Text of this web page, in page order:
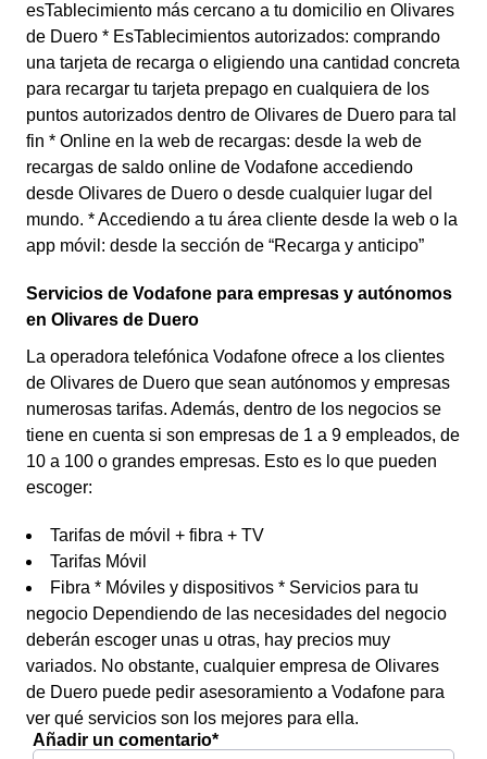
esTablecimiento más cercano a tu domicilio en Olivares
de Duero * EsTablecimientos autorizados: comprando
una tarjeta de recarga o eligiendo una cantidad concreta
para recargar tu tarjeta prepago en cualquiera de los
puntos autorizados dentro de Olivares de Duero para tal
fin * Online en la web de recargas: desde la web de
recargas de saldo online de Vodafone accediendo
desde Olivares de Duero o desde cualquier lugar del
mundo. * Accediendo a tu área cliente desde la web o la
app móvil: desde la sección de “Recarga y anticipo”
Servicios de Vodafone para empresas y autónomos
en Olivares de Duero
La operadora telefónica Vodafone ofrece a los clientes
de Olivares de Duero que sean autónomos y empresas
numerosas tarifas. Además, dentro de los negocios se
tiene en cuenta si son empresas de 1 a 9 empleados, de
10 a 100 o grandes empresas. Esto es lo que pueden
escoger:
Tarifas de móvil + fibra + TV
Tarifas Móvil
Fibra * Móviles y dispositivos * Servicios para tu
negocio Dependiendo de las necesidades del negocio
deberán escoger unas u otras, hay precios muy
variados. No obstante, cualquier empresa de Olivares
de Duero puede pedir asesoramiento a Vodafone para
ver qué servicios son los mejores para ella.
Añadir un comentario*